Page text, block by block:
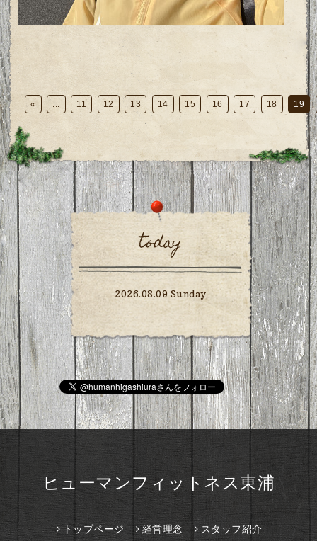
« 11 12 13 14 15 16 17 18 19
today
2026.08.09 Sunday
ヒューマンフィットネス東浦
トップページ 経営理念 スタッフ紹介